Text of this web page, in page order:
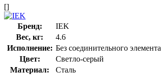
[]
Бренд:
IEK
Вес, кг:
4.6
Исполнение: Без соединительного элемента
Цвет:
Светло-серый
Материал:
Сталь